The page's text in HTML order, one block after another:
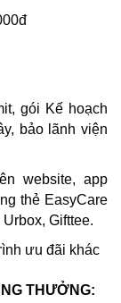
gói Kế hoạch
bảo lãnh viện
website, app
thẻ EasyCare
Gifttee.
ưu đãi khác
THƯỞNG: